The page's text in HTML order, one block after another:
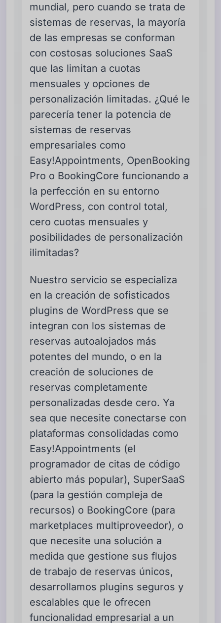
mundial, pero cuando se trata de
sistemas de reservas, la mayoría
de las empresas se conforman
con costosas soluciones SaaS
que las limitan a cuotas
mensuales y opciones de
personalización limitadas. ¿Qué le
parecería tener la potencia de
sistemas de reservas
empresariales como
Easy!Appointments, OpenBooking
Pro o BookingCore funcionando a
la perfección en su entorno
WordPress, con control total,
cero cuotas mensuales y
posibilidades de personalización
ilimitadas?
Nuestro servicio se especializa
en la creación de sofisticados
plugins de WordPress que se
integran con los sistemas de
reservas autoalojados más
potentes del mundo, o en la
creación de soluciones de
reservas completamente
personalizadas desde cero. Ya
sea que necesite conectarse con
plataformas consolidadas como
Easy!Appointments (el
programador de citas de código
abierto más popular), SuperSaaS
(para la gestión compleja de
recursos) o BookingCore (para
marketplaces multiproveedor), o
que necesite una solución a
medida que gestione sus flujos
de trabajo de reservas únicos,
desarrollamos plugins seguros y
escalables que le ofrecen
funcionalidad empresarial a un